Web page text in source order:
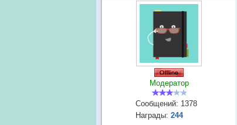
Модератор
Сообщений: 1378
Награды: 244